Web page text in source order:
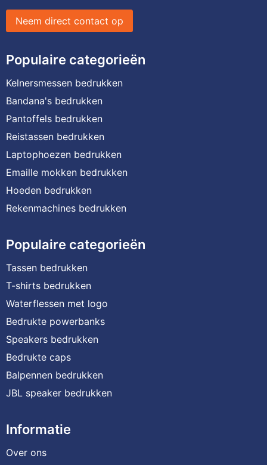
Neem direct contact op
Populaire categorieën
Kelnersmessen bedrukken
Bandana's bedrukken
Pantoffels bedrukken
Reistassen bedrukken
Laptophoezen bedrukken
Emaille mokken bedrukken
Hoeden bedrukken
Rekenmachines bedrukken
Populaire categorieën
Tassen bedrukken
T-shirts bedrukken
Waterflessen met logo
Bedrukte powerbanks
Speakers bedrukken
Bedrukte caps
Balpennen bedrukken
JBL speaker bedrukken
Informatie
Over ons